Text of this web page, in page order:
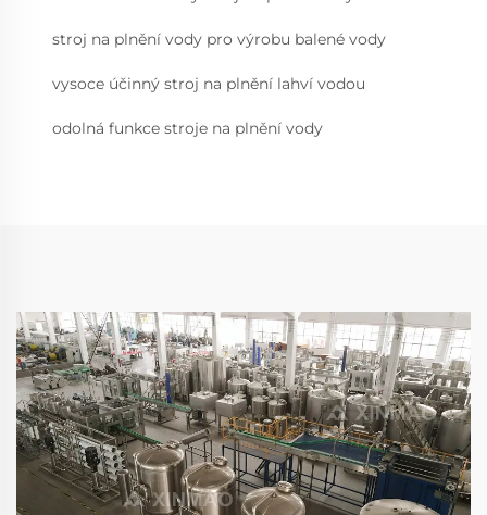
stroj na plnění vody pro výrobu balené vody
vysoce účinný stroj na plnění lahví vodou
odolná funkce stroje na plnění vody